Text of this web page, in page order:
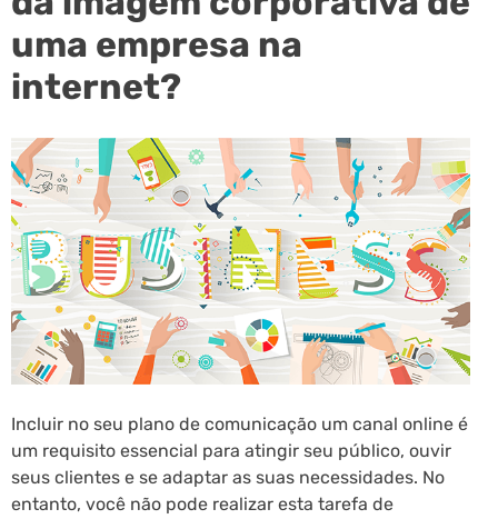
uma empresa na
internet?
Incluir no seu plano de comunicação um canal online é
um requisito essencial para atingir seu público, ouvir
seus clientes e se adaptar as suas necessidades. No
entanto, você não pode realizar esta tarefa de